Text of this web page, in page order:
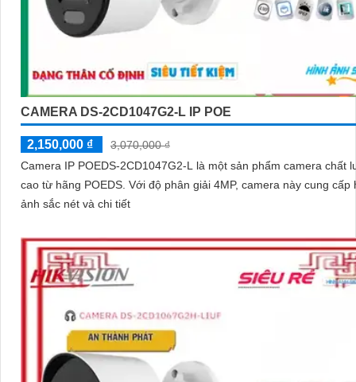
CAMERA DS-2CD1047G2-L IP POE
2,150,000 ₫
3,070,000 ₫
Camera IP POEDS-2CD1047G2-L là một sản phẩm camera chất
cao từ hãng POEDS. Với độ phân giải 4MP, camera này cung cấp hình
ảnh sắc nét và chi tiết